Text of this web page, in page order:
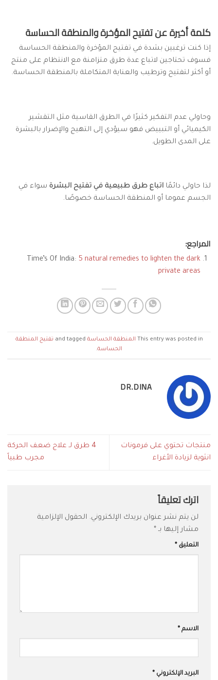
كلمة أخيرة عن تفتيح المؤخرة والمنطقة الحساسة
إذا كنت ترغبين بشدة في تفتيح المؤخرة والمنطقة الحساسة
فسوف تحتاجين لاتباع عدة طرق متزامنة مع الانتظام على منتج
أو أكثر لتفتيح وترطيب والعناية المتكاملة بالمنطقة الحساسة.
وحاولي عدم التفكير كثيرًا في الطرق القاسية مثل التقشير
الكيميائي أو التبييض فهو سيؤدي إلى التهيج والإضرار بالبشرة
على المدى الطويل.
لذا حاولي دائمًا اتباع طرق طبيعية في تفتيح البشرة سواء في
الجسم عموما أو المنطقة الحساسة خصوصًا.
المراجع:
Time’s Of India: 5 natural remedies to lighten the dark
private areas
This entry was posted in المنطقة الحساسة
تفتيح المنطقة
الحساسة.
DR.DINA
منتجات تحتوي على فرمونات
انثوية لزيادة الأغراء
4 طرق لـ علاج ضعف الحركة
مجرب طبياً
اترك تعليقاً
لن يتم نشر عنوان بريدك الإلكتروني. الحقول الإلزامية
مشار إليها بـ *
التعليق *
الاسم *
البريد الإلكتروني *